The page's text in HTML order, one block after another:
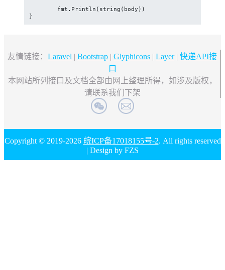
}
友情链接： Laravel | Bootstrap | Glyphicons | Layer| 快递API接
口
本网站所列接口及文档全部由网上整理所得，如涉及版权，
请联系我们下架
Copyright © 2019-2026 皖ICP备17018155号-2. All rights reserved
| Design by FZS